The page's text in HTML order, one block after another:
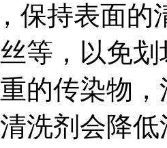
保持表面
等，以免
的传染物
洗剂会降